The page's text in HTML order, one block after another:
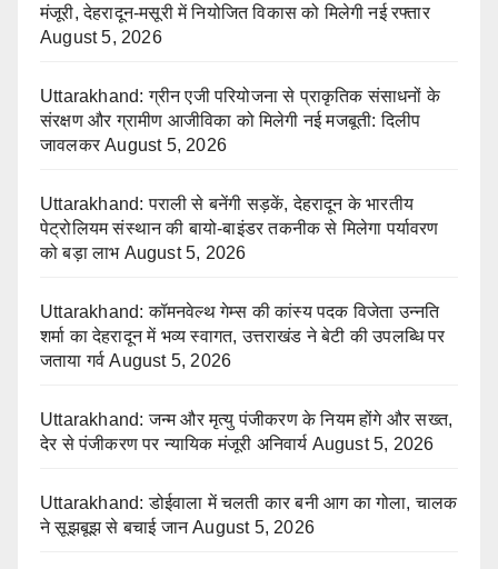
मंजूरी, देहरादून-मसूरी में नियोजित विकास को मिलेगी नई रफ्तार
August 5, 2026
Uttarakhand: ग्रीन एजी परियोजना से प्राकृतिक संसाधनों के
संरक्षण और ग्रामीण आजीविका को मिलेगी नई मजबूती: दिलीप
जावलकर August 5, 2026
Uttarakhand: पराली से बनेंगी सड़कें, देहरादून के भारतीय
पेट्रोलियम संस्थान की बायो-बाइंडर तकनीक से मिलेगा पर्यावरण
को बड़ा लाभ August 5, 2026
Uttarakhand: कॉमनवेल्थ गेम्स की कांस्य पदक विजेता उन्नति
शर्मा का देहरादून में भव्य स्वागत, उत्तराखंड ने बेटी की उपलब्धि पर
जताया गर्व August 5, 2026
Uttarakhand: जन्म और मृत्यु पंजीकरण के नियम होंगे और सख्त,
देर से पंजीकरण पर न्यायिक मंजूरी अनिवार्य August 5, 2026
Uttarakhand: डोईवाला में चलती कार बनी आग का गोला, चालक
ने सूझबूझ से बचाई जान August 5, 2026